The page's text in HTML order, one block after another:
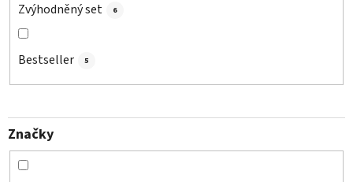
Zvýhodněný set 6
Bestseller 5
Značky